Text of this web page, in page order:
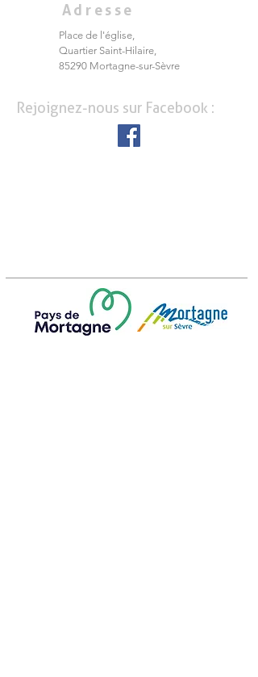
Adresse
Place de l'église,
Quartier Saint-Hilaire,
85290 Mortagne-sur-Sèvre
Rejoignez-nous sur Facebook :